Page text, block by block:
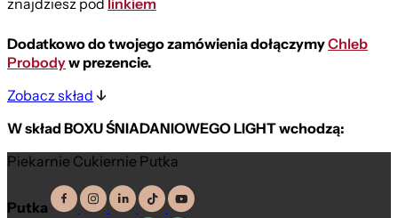
znajdziesz pod linkiem
Dodatkowo do twojego zamówienia dołączymyChleb
Probodyw prezencie.
Zobacz skład
W skład BOXU ŚNIADANIOWEGO LIGHT wchodzą:
Piekarnie Cukiernie Putka
Putka